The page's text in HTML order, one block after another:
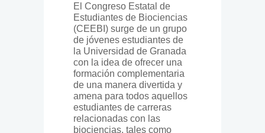
El Congreso Estatal de
Estudiantes de Biociencias
(CEEBI) surge de un grupo
de jóvenes estudiantes de
la Universidad de Granada
con la idea de ofrecer una
formación complementaria
de una manera divertida y
amena para todos aquellos
estudiantes de carreras
relacionadas con las
biociencias, tales como